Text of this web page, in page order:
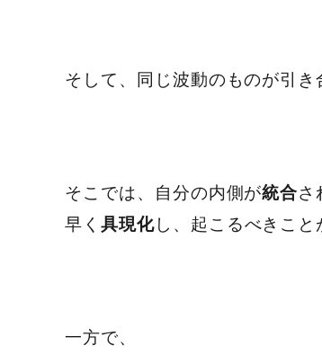
そして、同じ波動のものが引き
そこでは、自分の内側が統合さ
早く 具現化し、起こるべきこと
一方で、